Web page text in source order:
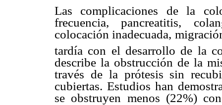
Las complicaciones de la
frecuencia, pancreatitis,
colocación inadecuada,
tardía con el desarrollo de la
describe la obstrucción de la
través de la prótesis sin
cubiertas. Estudios han
se obstruyen menos (22%)